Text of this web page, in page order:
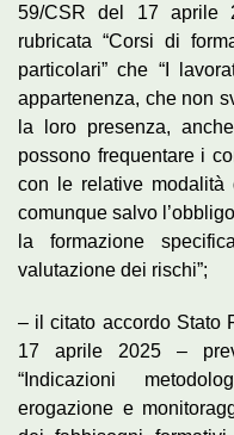
59/CSR del 17 aprile
rubricata “Corsi di
particolari” che “I
appartenenza, che non
la loro presenza,
possono frequentare i
con le relative modalità
comunque salvo
la formazione
valutazione dei rischi”;
– il citato accordo Stato
17 aprile 2025 –
“Indicazioni
erogazione e